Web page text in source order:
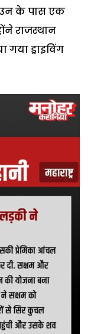
के पास एक
राजस्थान
गया ड्राइविंग